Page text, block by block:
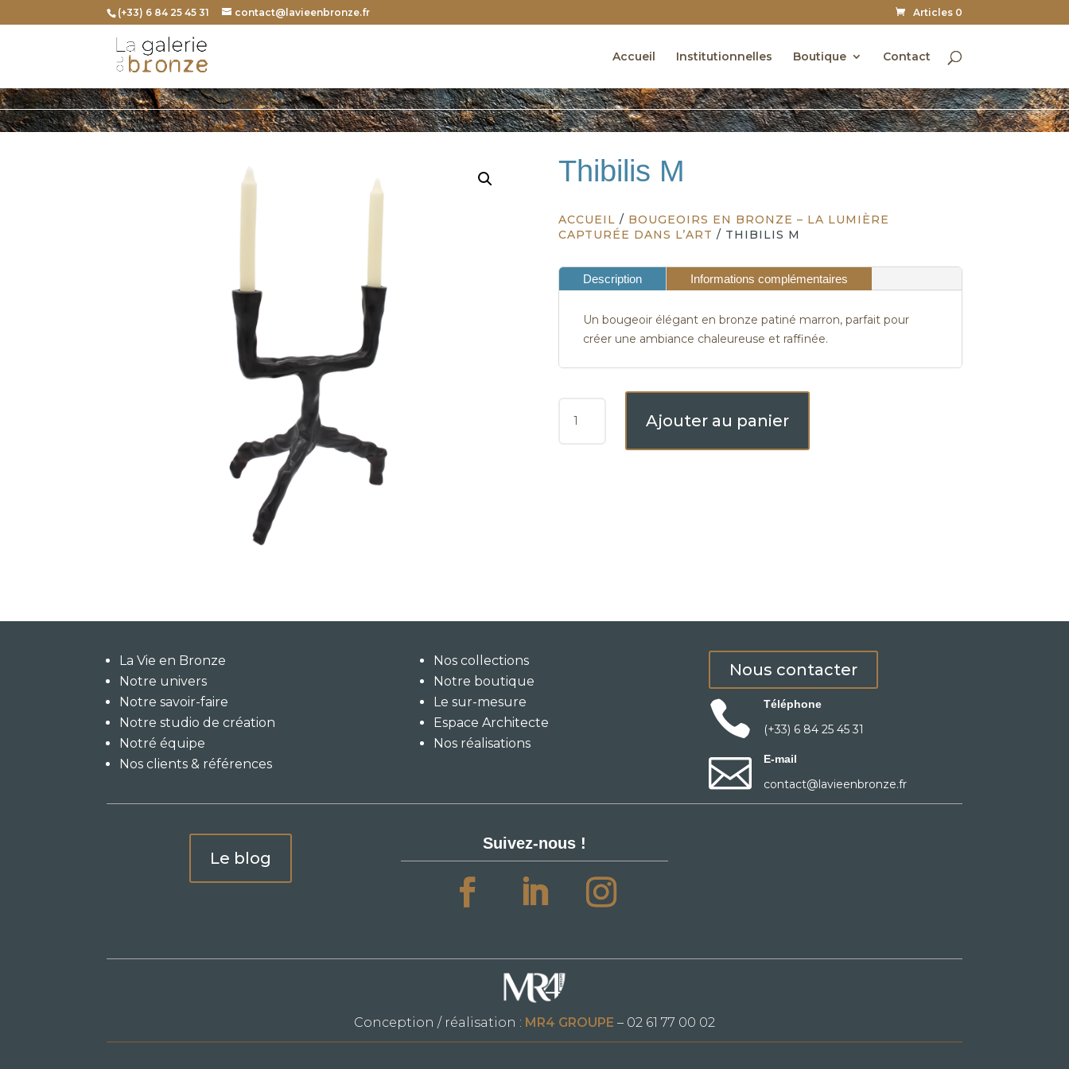
(+33) 6 84 25 45 31 contact@lavieenbronze.fr Articles 0
Accueil Institutionnelles Boutique Contact
Thibilis M
ACCUEIL / BOUGEOIRS EN BRONZE – LA LUMIÈRE
CAPTURÉE DANS L’ART / THIBILIS M
Description Informations complémentaires
Un bougeoir élégant en bronze patiné marron, parfait pour
créer une ambiance chaleureuse et raffinée.
DE
Ajouter au panier
La Vie en Bronze
Notre univers
Notre savoir-faire
Notre studio de création
Notré équipe
Nos clients & références
Nos collections
Notre boutique
Le sur-mesure
Espace Architecte
Nos réalisations
Nous contacter
 Téléphone
(+33) 6 84 25 45 31
 E-mail
contact@lavieenbronze.fr
Le blog
Suivez-nous !
Conception / réalisation : MR4 GROUPE – 02 61 77 00 02